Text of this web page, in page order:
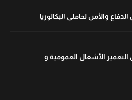
والأمن لحاملي البكالوريا
الأشغال العمومية و